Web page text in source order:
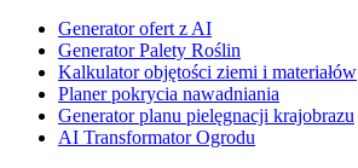
Generator ofert z AI
Generator Palety Roślin
Kalkulator objętości ziemi i materiałów
Planer pokrycia nawadniania
Generator planu pielęgnacji krajobrazu
AI Transformator Ogrodu